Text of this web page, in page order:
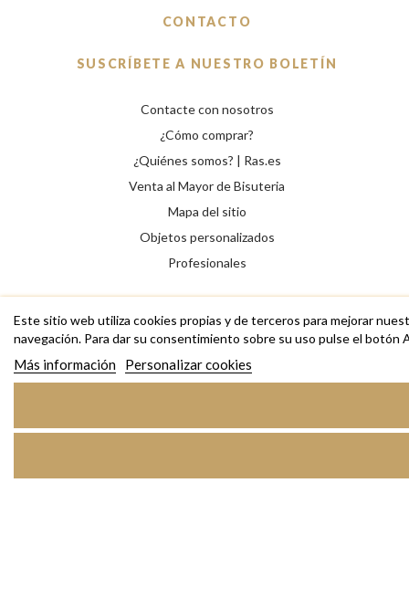
Este sitio web utiliza cookies propias y de terceros para mejorar
navegación. Para dar su consentimiento sobre su uso pulse el botón
Más información Personalizar cookies
CONTACTO
SUSCRÍBETE A NUESTRO BOLETÍN
Contacte con nosotros
¿Cómo comprar?
¿Quiénes somos? | Ras.es
Venta al Mayor de Bisuteria
Mapa del sitio
Objetos personalizados
Profesionales
Copyright © 2026 RAS Bisutería de diseño, anillos, collares,
pulseras y complementos